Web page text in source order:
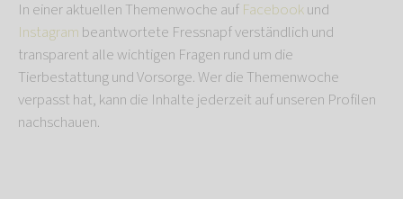
In einer aktuellen Themenwoche auf Facebookund
Instagram beantwortete Fressnapf verständlich und
transparent alle wichtigen Fragen rund um die
Tierbestattung und Vorsorge. Wer die Themenwoche
verpasst hat, kann die Inhalte jederzeit auf unseren Profilen
nachschauen.